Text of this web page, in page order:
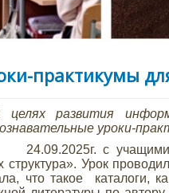
практикумы
целях развития
уроки-
с
структура». Урок
что такое каталоги,